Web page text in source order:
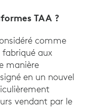
TAA ?
comme
aux
manière
en un nouvel
vendant par le